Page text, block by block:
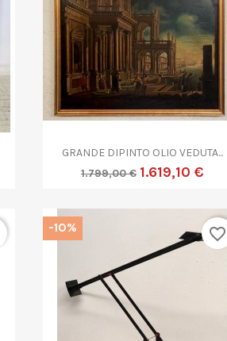
Anteprima
GRANDE DIPINTO OLIO VEDUTA...
1.799,00 € 1.619,10 €
-10% favorite_border